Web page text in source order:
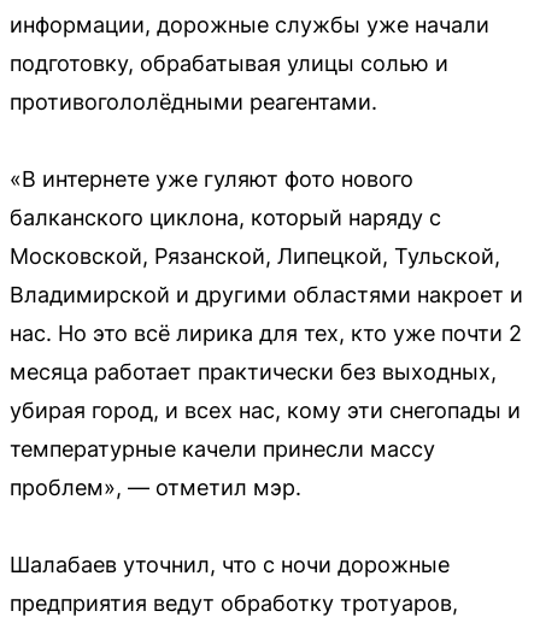
информации, дорожные службы уже начали
подготовку, обрабатывая улицы солью и
противогололёдными реагентами.
«В интернете уже гуляют фото нового
балканского циклона, который наряду с
Московской, Рязанской, Липецкой, Тульской,
Владимирской и другими областями накроет и
нас. Но это всё лирика для тех, кто уже почти 2
месяца работает практически без выходных,
убирая город, и всех нас, кому эти снегопады и
температурные качели принесли массу
проблем», — отметил мэр.
Шалабаев уточнил, что с ночи дорожные
предприятия ведут обработку тротуаров,